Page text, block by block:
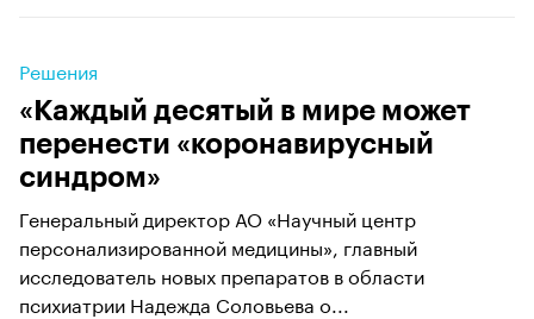
Решения
«Каждый десятый в мире может
перенести «коронавирусный
синдром»
Генеральный директор АО «Научный центр
персонализированной медицины», главный
исследователь новых препаратов в области
психиатрии Надежда Соловьева о...